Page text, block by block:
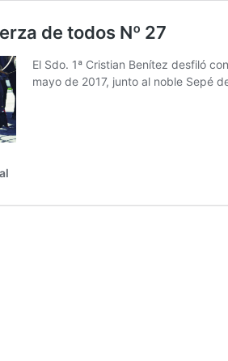
de todos Nº 27
El Sdo. 1ª Cristian Benítez desfiló
mayo de 2017, junto al noble Sepé